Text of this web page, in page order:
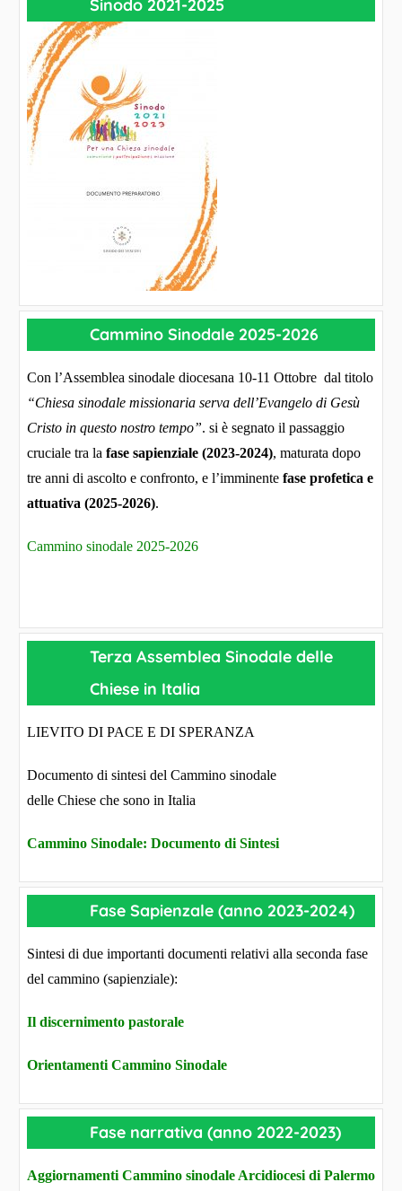
Sinodo 2021-2025
Cammino Sinodale 2025-2026
Con l’Assemblea sinodale diocesana 10-11 Ottobre dal titolo
“Chiesa sinodale missionaria serva dell’Evangelo di Gesù
Cristo in questo nostro tempo”. si è segnato il passaggio
cruciale tra la fase sapienziale (2023-2024), maturata dopo
tre anni di ascolto e confronto, e l’imminente fase profetica e
attuativa (2025-2026).
Cammino sinodale 2025-2026
Terza Assemblea Sinodale delle
Chiese in Italia
LIEVITO DI PACE E DI SPERANZA
Documento di sintesi del Cammino sinodale
delle Chiese che sono in Italia
Cammino Sinodale: Documento di Sintesi
Fase Sapienzale (anno 2023-2024)
Sintesi di due importanti documenti relativi alla seconda fase
del cammino (sapienziale):
Il discernimento pastorale
Orientamenti Cammino Sinodale
Fase narrativa (anno 2022-2023)
Aggiornamenti Cammino sinodale Arcidiocesi di Palermo